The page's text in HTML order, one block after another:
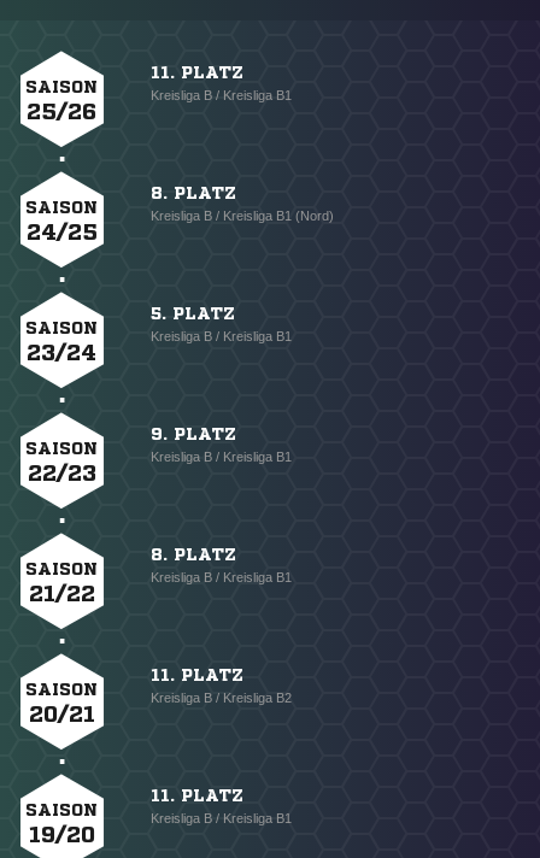
SAISON
25/26
11. PLATZ
Kreisliga B / Kreisliga B1
SAISON
24/25
8. PLATZ
Kreisliga B / Kreisliga B1 (Nord)
SAISON
23/24
5. PLATZ
Kreisliga B / Kreisliga B1
SAISON
22/23
9. PLATZ
Kreisliga B / Kreisliga B1
SAISON
21/22
8. PLATZ
Kreisliga B / Kreisliga B1
SAISON
20/21
11. PLATZ
Kreisliga B / Kreisliga B2
SAISON
19/20
11. PLATZ
Kreisliga B / Kreisliga B1